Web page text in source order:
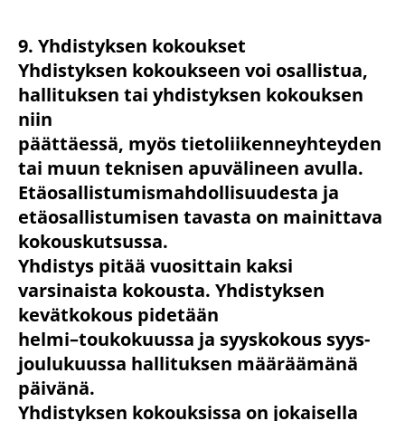
9. Yhdistyksen kokoukset
Yhdistyksen kokoukseen voi osallistua,
hallituksen tai yhdistyksen kokouksen
niin
päättäessä, myös tietoliikenneyhteyden
tai muun teknisen apuvälineen avulla.
Etäosallistumismahdollisuudesta ja
etäosallistumisen tavasta on mainittava
kokouskutsussa.
Yhdistys pitää vuosittain kaksi
varsinaista kokousta. Yhdistyksen
kevätkokous pidetään
helmi–toukokuussa ja syyskokous syys-
joulukuussa hallituksen määräämänä
päivänä.
Yhdistyksen kokouksissa on jokaisella